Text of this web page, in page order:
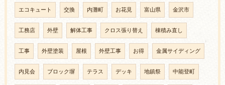
エコキュート 交換 内灘町 お花見 富山県 金沢市
工務店 外壁 解体工事 クロス張り替え 棟積み直し
工事 外壁塗装 屋根 外壁工事 お得 金属サイディング
内見会 ブロック塀 テラス デッキ 地鎮祭 中能登町